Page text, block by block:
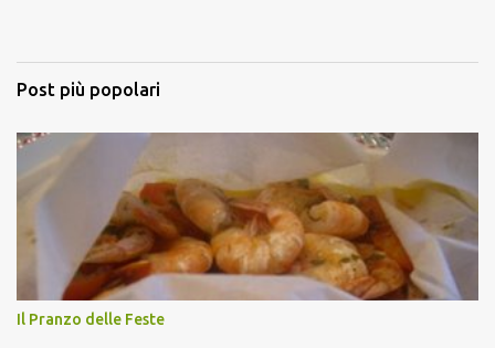
Post più popolari
Il Pranzo delle Feste